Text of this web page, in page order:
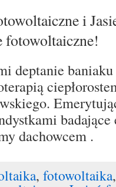
i
fotowoltaiczne!
deptanie
dachowcem .
,fotowoltaika